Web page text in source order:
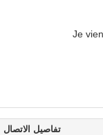
Je
تفاصيل الاتصال